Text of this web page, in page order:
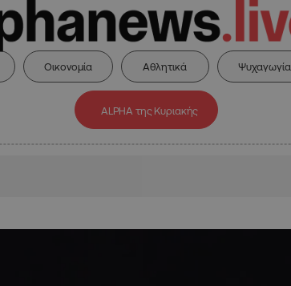
Οικονομία Αθλητικά Ψυχαγωγία
ALPHA της Κυριακής